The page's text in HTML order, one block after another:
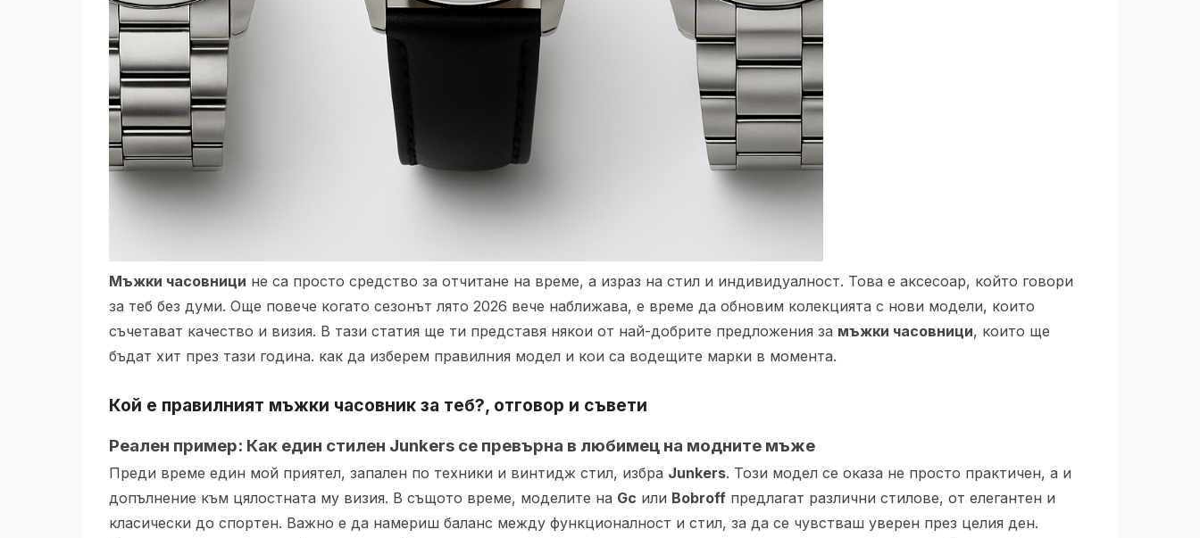
Мъжки часовници не са просто средство за отчитане на време, а израз на стил и индивидуалност. Това е аксесоар, който говори
за теб без думи. Още повече когато сезонът лято 2026 вече наближава, е време да обновим колекцията с нови модели, които
съчетават качество и визия. В тази статия ще ти представя някои от най-добрите предложения за мъжки часовници, които ще
бъдат хит през тази година. как да изберем правилния модел и кои са водещите марки в момента.
Кой е правилният мъжки часовник за теб?, отговор и съвети
Реален пример: Как един стилен Junkers се превърна в любимец на модните мъже
Преди време един мой приятел, запален по техники и винтидж стил, избра Junkers. Този модел се оказа не просто практичен, а и
допълнение към цялостната му визия. В същото време, моделите на Gc или Bobroff предлагат различни стилове, от елегантен и
класически до спортен. Важно е да намериш баланс между функционалност и стил, за да се чувстваш уверен през целия ден.